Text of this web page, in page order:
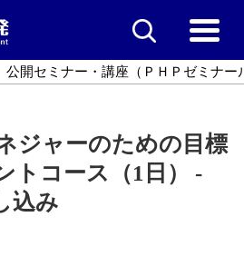
公開セミナー・講座（ＰＨＰゼミナー
ジャーのための目標
トコース（1日） -
込み